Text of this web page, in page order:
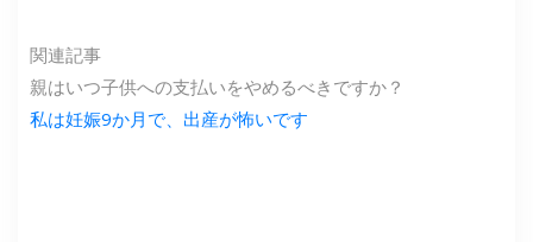
関連記事
親はいつ子供への支払いをやめるべきですか？
私は妊娠9か月で、出産が怖いです